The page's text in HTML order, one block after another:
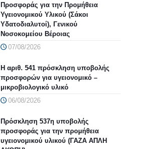
Προσφοράς για την Προμήθεια
Υγειονομικού Υλικού (Σάκοι
Υδατοδιαλυτοί), Γενικού
Νοσοκομείου Βέροιας
07/08/2026
Η αριθ. 541 πρόσκληση υποβολής
προσφορών για υγειονομικό –
μικροβιολογικό υλικό
06/08/2026
Πρόσκληση 537η υποβολής
προσφοράς για την προμήθεια
υγειονομικού υλικού (ΓΑΖΑ ΑΠΛΗ